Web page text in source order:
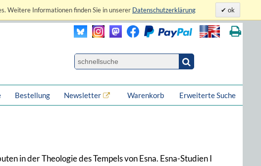
Weitere Informationen finden Sie in unserer Datenschutzerklärung ok
Bestellung Newsletter Erweiterte Suche
Warenkorb
in der Theologie des Tempels von Esna. Esna-Studien I